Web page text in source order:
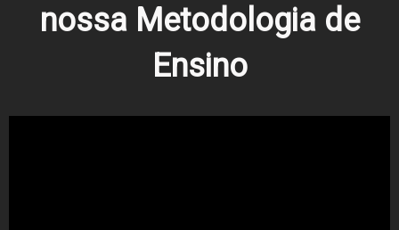
nossa Metodologia de
Ensino